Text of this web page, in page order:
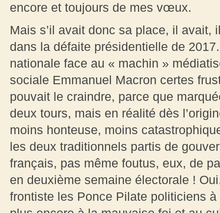
encore et toujours de mes vœux.
Mais s’il avait donc sa place, il
dans la défaite présidentielle de
nationale face au « machin »
sociale Emmanuel Macron certes
pouvait le craindre, parce que
deux tours, mais en réalité dès
moins honteuse, moins
les deux traditionnels partis de
français, pas même foutus, eux, de
en deuxième semaine électorale !
frontiste les Ponce Pilate politiciens